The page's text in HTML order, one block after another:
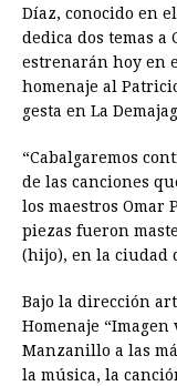
Díaz, conocido en
dedica dos temas a
estrenarán hoy en
homenaje al
gesta en La
“Cabalgaremos
de las canciones
los maestros Omar
piezas fueron
(hijo), en la ciudad
Bajo la dirección
Homenaje
Manzanillo a las
la música, la